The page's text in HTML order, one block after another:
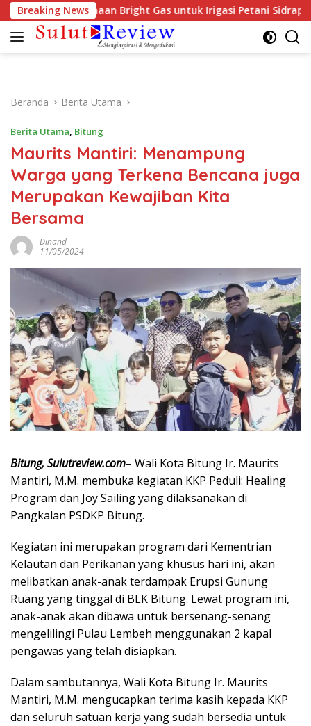
Langsung
ke
konten
Breaking News
Penggunaan Bright Gas untuk Irigasi Petani Sidrap
Beranda Berita Utama
Berita Utama, Bitung
Maurits Mantiri: Menampung
Warga yang Terkena Bencana juga
Merupakan Kewajiban Kita
Bersama
Dinand
11/05/2024
Bitung, Sulutreview.com– Wali Kota Bitung Ir. Maurits
Mantiri, M.M. membuka kegiatan KKP Peduli: Healing
Program dan Joy Sailing yang dilaksanakan di
Pangkalan PSDKP Bitung.
Kegiatan ini merupakan program dari Kementrian
Kelautan dan Perikanan yang khusus hari ini, akan
melibatkan anak-anak terdampak Erupsi Gunung
Ruang yang tinggal di BLK Bitung. Lewat program ini,
anak-anak akan dibawa untuk bersenang-senang
mengelilingi Pulau Lembeh menggunakan 2 kapal
pengawas yang telah disiapkan.
Dalam sambutannya, Wali Kota Bitung Ir. Maurits
Mantiri, M.M. mengucapkan terima kasih kepada KKP
dan seluruh satuan kerja yang sudah bersedia untuk